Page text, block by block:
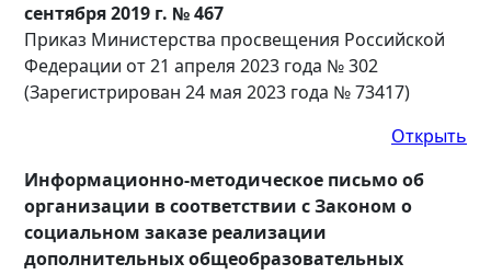
сентября 2019 г. № 467
Приказ Министерства просвещения Российской
Федерации от 21 апреля 2023 года № 302
(Зарегистрирован 24 мая 2023 года № 73417)
Открыть
Информационно-методическое письмо об
организации в соответствии с Законом о
социальном заказе реализации
дополнительных общеобразовательных